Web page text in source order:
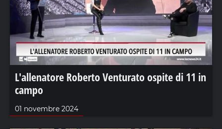
L'allenatore Roberto Venturato ospite di 11 in
campo
01 novembre 2024